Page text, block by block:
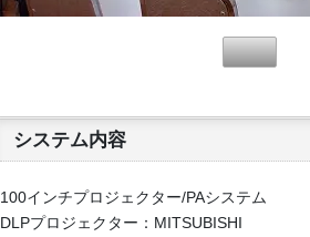
システム内容
100インチプロジェクター/PAシステム
DLPプロジェクター：MITSUBISHI